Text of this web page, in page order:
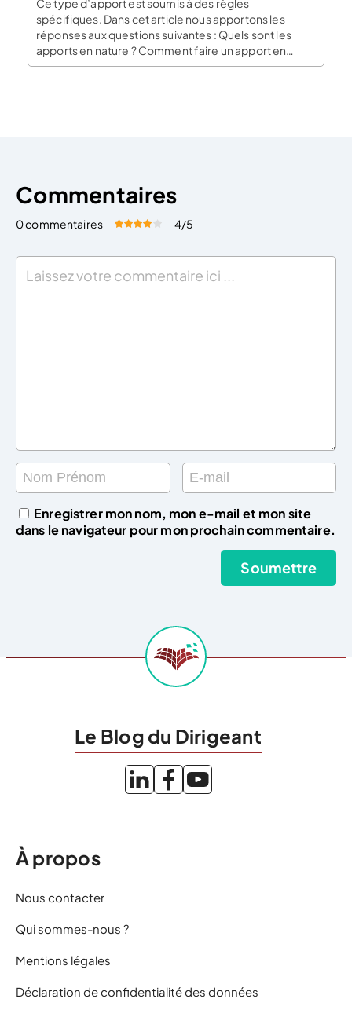
Ce type d’apport est soumis à des règles
spécifiques. Dans cet article nous apportons les
réponses aux questions suivantes : Quels sont les
apports en nature ? Comment faire un apport en
nature ? Comment est évaluée la valeur du bien
Commentaires
0 commentaires Évaluez cet article:
4/5
Enregistrer mon nom, mon e-mail et mon site
dans le navigateur pour mon prochain commentaire.
Le Blog du Dirigeant
À propos
Nous contacter
Qui sommes-nous ?
Mentions légales
Déclaration de confidentialité des données